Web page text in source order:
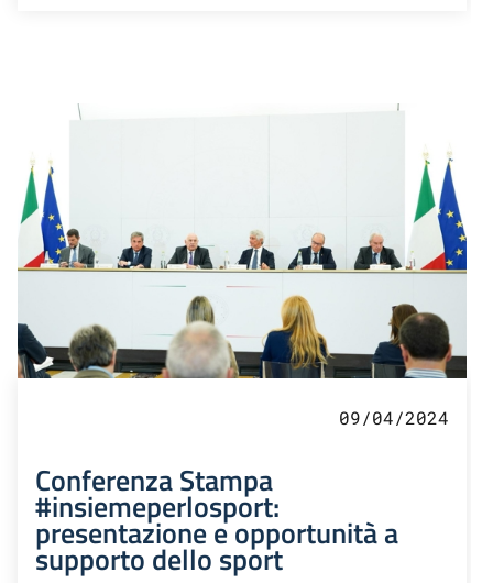
09/04/2024
Conferenza Stampa
#insiemeperlosport:
presentazione e opportunità a
supporto dello sport